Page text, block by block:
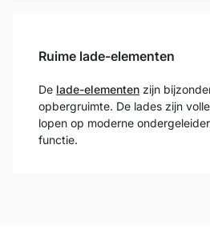
Ruime lade-elementen
De lade-elementen zijn
opbergruimte. De lades zijn
lopen op moderne
functie.